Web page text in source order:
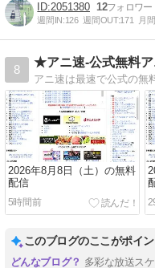
2051380 12
週間IN:126 週間OUT:171 月
8
★アニ速-公式無料
2026年8月8日（土）の無料
配信
5時間前
このブログのここがポイ
多彩な放送ス